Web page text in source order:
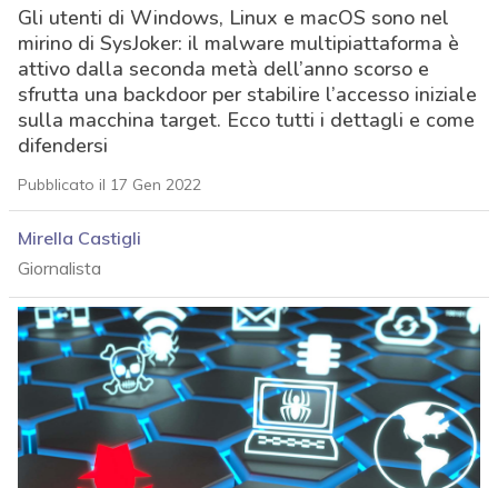
Gli utenti di Windows, Linux e macOS sono nel
mirino di SysJoker: il malware multipiattaforma è
attivo dalla seconda metà dell’anno scorso e
sfrutta una backdoor per stabilire l’accesso iniziale
sulla macchina target. Ecco tutti i dettagli e come
difendersi
Pubblicato il 17 Gen 2022
Mirella Castigli
Giornalista